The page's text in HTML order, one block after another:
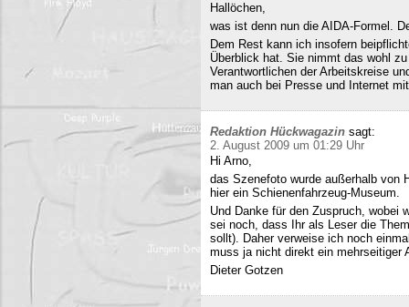
Hallöchen,
was ist denn nun die AIDA-Formel.
Dem Rest kann ich insofern
Überblick hat. Sie nimmt das wohl
Verantwortlichen der Arbeitskreise
man auch bei Presse und Internet
Redaktion Hückwagazin sagt:
2. August 2009 um 01:29 Uhr
Hi Arno,
das Szenefoto wurde außerhalb von
hier ein Schienenfahrzeug-Museum.
Und Danke für den Zuspruch, wobei
sei noch, dass Ihr als Leser die
sollt). Daher verweise ich noch
muss ja nicht direkt ein mehrseitiger
Dieter Gotzen